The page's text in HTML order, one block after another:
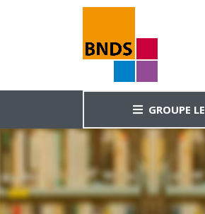
GROUPE